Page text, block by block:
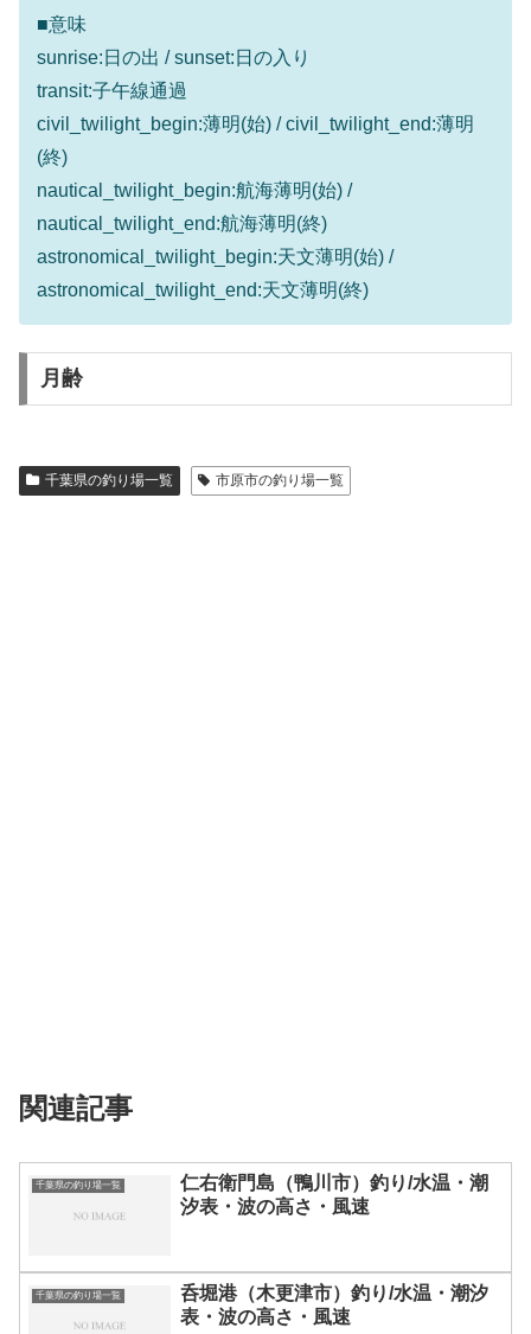
■意味
sunrise:日の出 / sunset:日の入り
transit:子午線通過
civil_twilight_begin:薄明(始) / civil_twilight_end:薄明
(終)
nautical_twilight_begin:航海薄明(始) /
nautical_twilight_end:航海薄明(終)
astronomical_twilight_begin:天文薄明(始) /
astronomical_twilight_end:天文薄明(終)
月齢
千葉県の釣り場一覧 市原市の釣り場一覧
関連記事
千葉県の釣り場一覧
仁右衛門島（鴨川市）釣り/水温・潮
汐表・波の高さ・風速
千葉県の釣り場一覧
呑堀港（木更津市）釣り/水温・潮汐
表・波の高さ・風速